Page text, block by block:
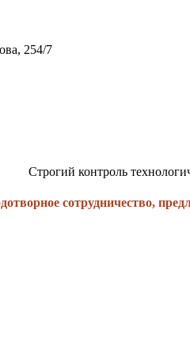
254/7
Строгий контроль
сотрудничество,